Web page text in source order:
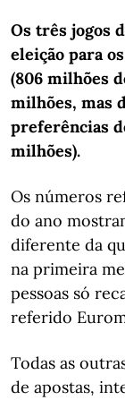
Os três jogos
eleição para
(806 milhões
milhões, mas
preferências
milhões).
Os números
do ano
diferente da
na primeira
pessoas só
referido
Todas as
de apostas,